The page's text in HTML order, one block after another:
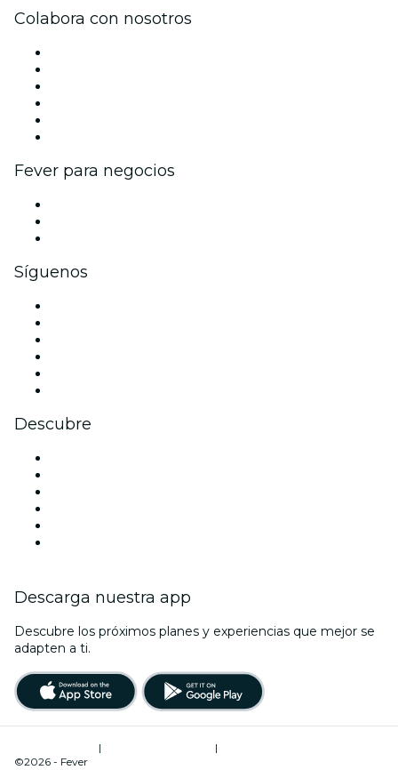
Colabora con nosotros
Fever para negocios
Síguenos
Descubre
Descarga nuestra app
Descubre los próximos planes y experiencias que mejor se
adapten a ti.
| |
©2026 - Fever